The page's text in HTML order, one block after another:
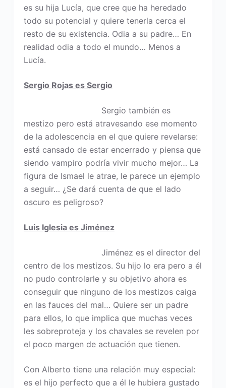
es su hija Lucía, que cree que ha heredado
todo su potencial y quiere tenerla cerca el
resto de su existencia. Odia a su padre… En
realidad odia a todo el mundo… Menos a
Lucía.
Sergio Rojas es Sergio
Sergio también es
mestizo pero está atravesando ese momento
de la adolescencia en el que quiere revelarse:
está cansado de estar encerrado y piensa que
siendo vampiro podría vivir mucho mejor… La
figura de Ismael le atrae, le parece un ejemplo
a seguir… ¿Se dará cuenta de que el lado
oscuro es peligroso?
Luis Iglesia es Jiménez
Jiménez es el director del
centro de los mestizos. Su hijo lo era pero a él
no pudo controlarle y su objetivo ahora es
conseguir que ninguno de los mestizos caiga
en las fauces del mal… Quiere ser un padre
para ellos, lo que implica que muchas veces
les sobreproteja y los chavales se revelen por
el poco margen de actuación que tienen.
Con Alberto tiene una relación muy especial:
es el hijo perfecto que a él le hubiera gustado